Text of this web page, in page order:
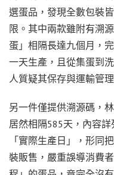
選蛋品，發現全數包裝
限。其中兩款雖附有溯
蛋」相隔長達九個月，
一天生產，且從集蛋到
人質疑其保存與運輸管理
另一件僅提供溯源碼，
居然相隔585天，內容
「實際生產日」，形同
裝販售，嚴重誤導消費